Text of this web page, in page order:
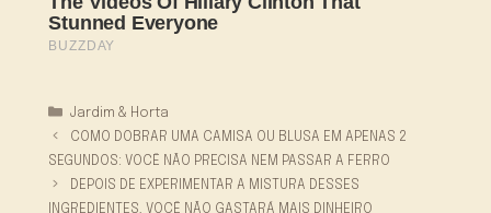
Categorias
Jardim & Horta
COMO DOBRAR UMA CAMISA OU BLUSA EM APENAS 2
SEGUNDOS: VOCÊ NÃO PRECISA NEM PASSAR A FERRO
DEPOIS DE EXPERIMENTAR A MISTURA DESSES
INGREDIENTES, VOCÊ NÃO GASTARÁ MAIS DINHEIRO